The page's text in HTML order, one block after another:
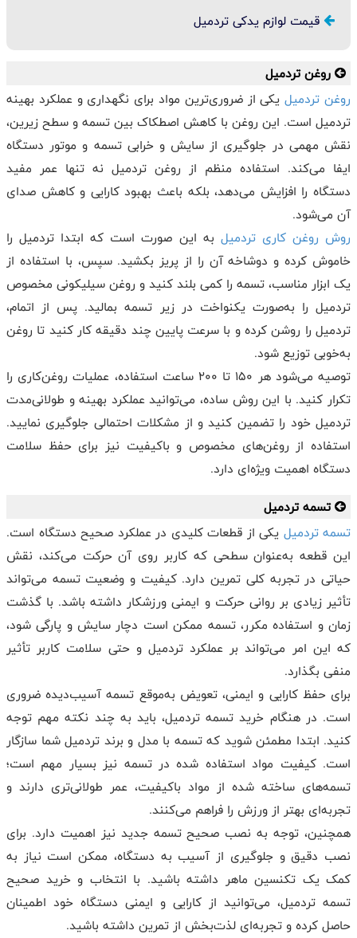
قیمت لوازم یدکی تردمیل
روغن تردمیل
روغن تردمیلیکی از ضروری‌ترین مواد برای نگهداری و عملکرد بهینه
تردمیل است. این روغن با کاهش اصطکاک بین تسمه و سطح زیرین،
نقش مهمی در جلوگیری از سایش و خرابی تسمه و موتور دستگاه
ایفا می‌کند. استفاده منظم از روغن تردمیل نه تنها عمر مفید
دستگاه را افزایش می‌دهد، بلکه باعث بهبود کارایی و کاهش صدای
آن می‌شود.
روش روغن‌ کاری تردمیل به این صورت است که ابتدا تردمیل را
خاموش کرده و دوشاخه آن را از پریز بکشید. سپس، با استفاده از
یک ابزار مناسب، تسمه را کمی بلند کنید و روغن سیلیکونی مخصوص
تردمیل را به‌صورت یکنواخت در زیر تسمه بمالید. پس از اتمام،
تردمیل را روشن کرده و با سرعت پایین چند دقیقه کار کنید تا روغن
به‌خوبی توزیع شود.
توصیه می‌شود هر ۱۵۰ تا ۲۰۰ ساعت استفاده، عملیات روغن‌کاری را
تکرار کنید. با این روش ساده، می‌توانید عملکرد بهینه و طولانی‌مدت
تردمیل خود را تضمین کنید و از مشکلات احتمالی جلوگیری نمایید.
استفاده از روغن‌های مخصوص و باکیفیت نیز برای حفظ سلامت
دستگاه اهمیت ویژه‌ای دارد.
تسمه تردمیل
تسمه تردمیل یکی از قطعات کلیدی در عملکرد صحیح دستگاه است.
این قطعه به‌عنوان سطحی که کاربر روی آن حرکت می‌کند، نقش
حیاتی در تجربه کلی تمرین دارد. کیفیت و وضعیت تسمه می‌تواند
تأثیر زیادی بر روانی حرکت و ایمنی ورزشکار داشته باشد. با گذشت
زمان و استفاده مکرر، تسمه ممکن است دچار سایش و پارگی شود،
که این امر می‌تواند بر عملکرد تردمیل و حتی سلامت کاربر تأثیر
منفی بگذارد.
برای حفظ کارایی و ایمنی، تعویض به‌موقع تسمه آسیب‌دیده ضروری
است. در هنگام خرید تسمه تردمیل، باید به چند نکته مهم توجه
کنید. ابتدا مطمئن شوید که تسمه با مدل و برند تردمیل شما سازگار
است. کیفیت مواد استفاده شده در تسمه نیز بسیار مهم است؛
تسمه‌های ساخته شده از مواد باکیفیت، عمر طولانی‌تری دارند و
تجربه‌ای بهتر از ورزش را فراهم می‌کنند.
همچنین، توجه به نصب صحیح تسمه جدید نیز اهمیت دارد. برای
نصب دقیق و جلوگیری از آسیب به دستگاه، ممکن است نیاز به
کمک یک تکنسین ماهر داشته باشید. با انتخاب و خرید صحیح
تسمه تردمیل، می‌توانید از کارایی و ایمنی دستگاه خود اطمینان
حاصل کرده و تجربه‌ای لذت‌بخش از تمرین داشته باشید.